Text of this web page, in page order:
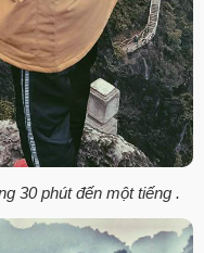
30 phút đến một tiếng .